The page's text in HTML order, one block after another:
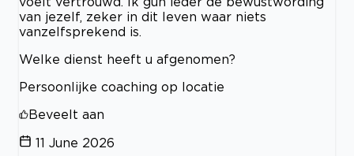
van jezelf, zeker in dit leven waar niets
vanzelfsprekend is.
Welke dienst heeft u afgenomen?
Persoonlijke coaching op locatie
Beveelt aan
11 June 2026